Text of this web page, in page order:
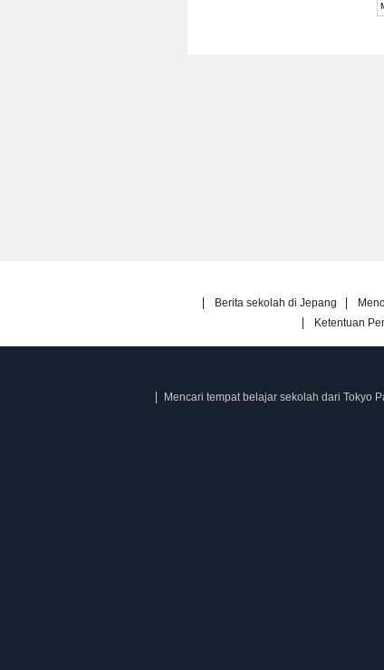
Berita sekolah di Jepang
Ketentuan
Mencari tempat belajar sekolah dari Tokyo